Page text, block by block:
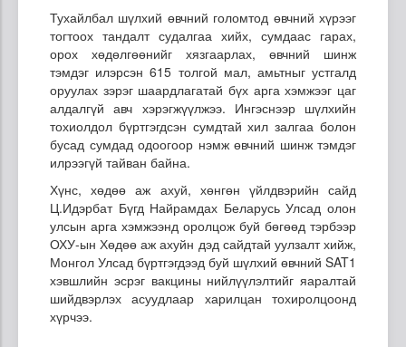
Тухайлбал шүлхий өвчний голомтод өвчний хүрээг
тогтоох тандалт судалгаа хийх, сумдаас гарах,
орох хөдөлгөөнийг хязгаарлах, өвчний шинж
тэмдэг илэрсэн 615 толгой мал, амьтныг устгалд
оруулах зэрэг шаардлагатай бүх арга хэмжээг цаг
алдалгүй авч хэрэгжүүлжээ. Ингэснээр шүлхийн
тохиолдол бүртгэгдсэн сумдтай хил залгаа болон
бусад сумдад одоогоор нэмж өвчний шинж тэмдэг
илрээгүй тайван байна.
Хүнс, хөдөө аж ахуй, хөнгөн үйлдвэрийн сайд
Ц.Идэрбат Бүгд Найрамдах Беларусь Улсад олон
улсын арга хэмжээнд оролцож буй бөгөөд тэрбээр
ОХУ-ын Хөдөө аж ахуйн дэд сайдтай уулзалт хийж,
Монгол Улсад бүртгэгдээд буй шүлхий өвчний SAT1
хэвшлийн эсрэг вакцины нийлүүлэлтийг яаралтай
шийдвэрлэх асуудлаар харилцан тохиролцоонд
хүрчээ.